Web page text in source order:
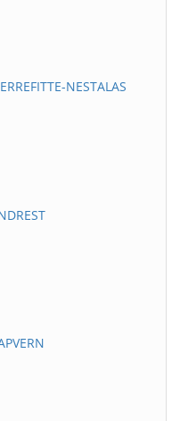
NESTALAS